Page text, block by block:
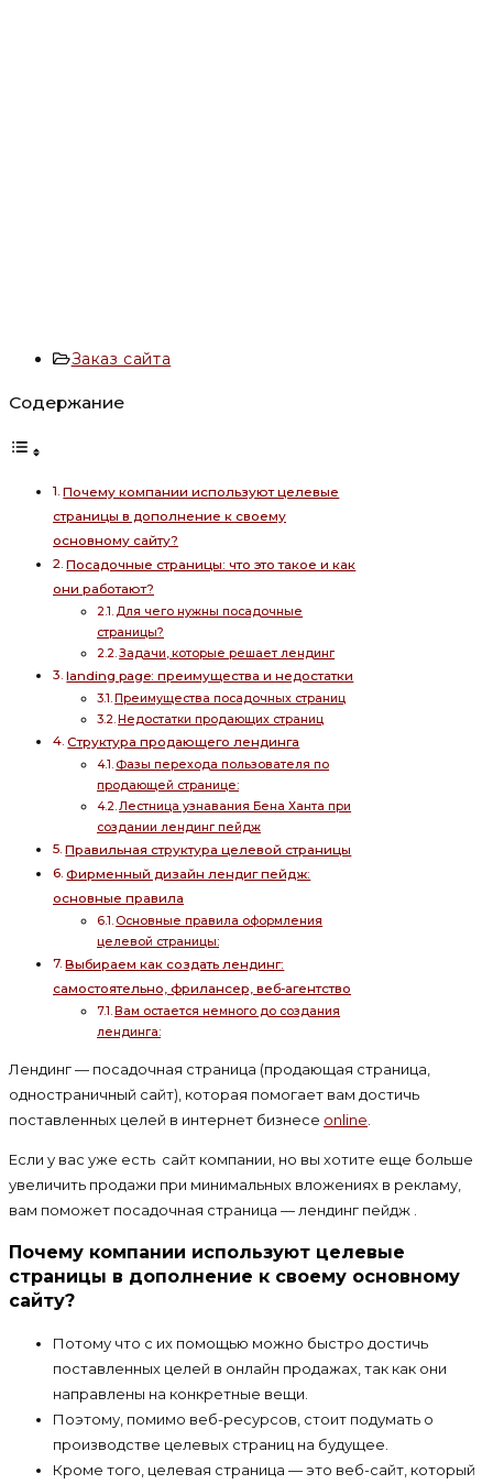
Рубрика
Заказ сайта
Содержание
Почему компании используют целевые
страницы в дополнение к своему
основному сайту?
Посадочные страницы: что это такое и как
они работают?
Для чего нужны посадочные
страницы?
Задачи, которые решает лендинг
landing page: преимущества и недостатки
Преимущества посадочных страниц
Недостатки продающих страниц
Структура продающего лендинга
Фазы перехода пользователя по
продающей странице:
Лестница узнавания Бена Ханта при
создании лендинг пейдж
Правильная структура целевой страницы
Фирменный дизайн лендиг пейдж:
основные правила
Основные правила оформления
целевой страницы:
Выбираем как создать лендинг:
самостоятельно, фрилансер, веб-агентство
Вам остается немного до создания
лендинга:
Лендинг — посадочная страница (продающая страница,
одностраничный сайт), которая помогает вам достичь
поставленных целей в интернет бизнесе online
Если у вас уже есть сайт компании, но вы хотите еще больше
увеличить продажи при минимальных вложениях в рекламу,
вам поможет посадочная страница — лендинг пейдж .
Почему компании используют целевые
страницы в дополнение к своему основному
сайту?
Потому что с их помощью можно быстро достичь
поставленных целей в онлайн продажах, так как они
направлены на конкретные вещи.
Поэтому, помимо веб-ресурсов, стоит подумать о
производстве целевых страниц на будущее.
Кроме того, целевая страница — это веб-сайт, который